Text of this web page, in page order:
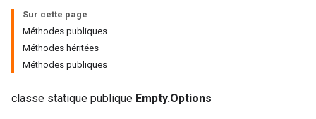
Sur cette page
Méthodes publiques
Méthodes héritées
Méthodes publiques
classe statique publique Empty.Options